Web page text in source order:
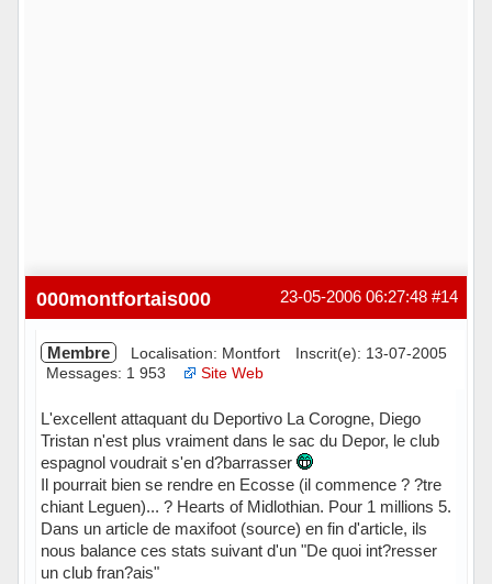
#14
23-05-2006 06:27:48
000montfortais000
Membre Localisation: Montfort
Inscrit(e): 13-07-2005
Messages: 1 953
Site Web
L'excellent attaquant du Deportivo La Corogne, Diego
Tristan n'est plus vraiment dans le sac du Depor, le club
espagnol voudrait s'en d?barrasser
Il pourrait bien se rendre en Ecosse (il commence ? ?tre
chiant Leguen)... ? Hearts of Midlothian. Pour 1 millions 5.
Dans un article de maxifoot (source) en fin d'article, ils
nous balance ces stats suivant d'un "De quoi int?resser
un club fran?ais"